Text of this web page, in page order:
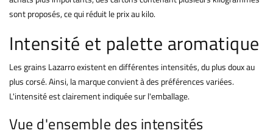
sont proposés, ce qui réduit le prix au kilo.
Intensité et palette aromatique
Les grains Lazarro existent en différentes intensités, du plus doux au
plus corsé. Ainsi, la marque convient à des préférences variées.
L'intensité est clairement indiquée sur l'emballage.
Vue d'ensemble des intensités